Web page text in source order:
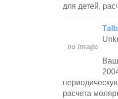
для детей,
расчета